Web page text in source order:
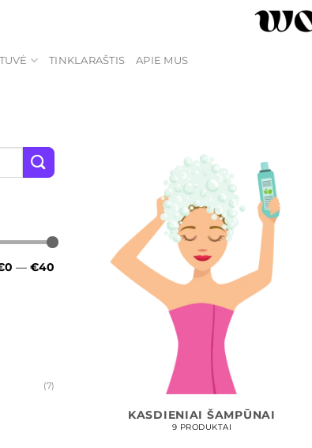
TINKLARAŠTIS APIE MUS
— €40
(7)
KASDIENIAI ŠAMPŪNAI
9 PRODUKTAI